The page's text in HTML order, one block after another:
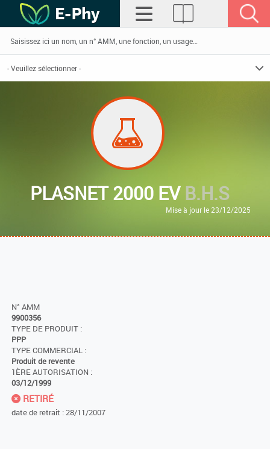
PLASNET 2000 EVB.H.S
Mise à jour le 23/12/2025
N° AMM
9900356
TYPE DE PRODUIT :
PPP
TYPE COMMERCIAL :
Produit de revente
1ÈRE AUTORISATION :
03/12/1999
RETIRÉ
date de retrait : 28/11/2007